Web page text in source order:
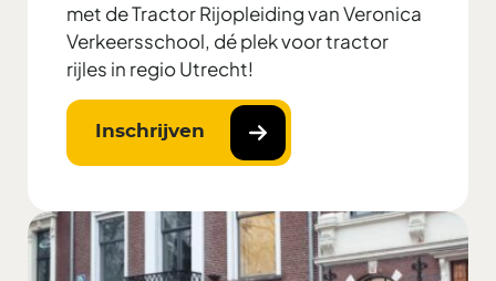
met de Tractor Rijopleiding van Veronica
Verkeersschool, dé plek voor tractor
rijles in regio Utrecht!
Inschrijven